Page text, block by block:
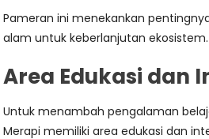
Pameran ini menekankan
alam untuk keberlanjutan ekosistem.
Area Edukasi dan
Untuk menambah pengalaman
Merapi memiliki area edukasi dan